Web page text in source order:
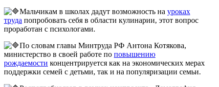
Мальчикам в школах дадут возможность на уроках
труда попробовать себя в области кулинарии, этот вопрос
проработан с психологами.
По словам главы Минтруда РФ Антона Котякова,
министерство в своей работе по повышению
рождаемости концентрируется как на экономических мерах
поддержки семей с детьми, так и на популяризации семьи.